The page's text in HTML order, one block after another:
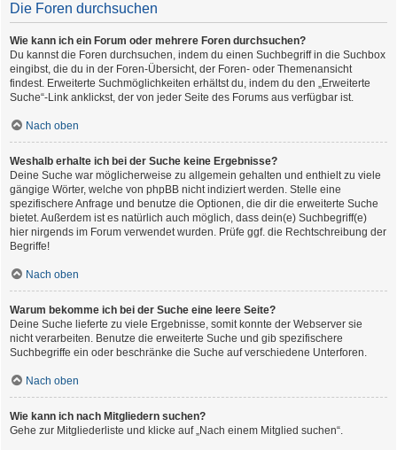
Die Foren durchsuchen
Wie kann ich ein Forum oder mehrere Foren durchsuchen?
Du kannst die Foren durchsuchen, indem du einen Suchbegriff in die Suchbox
eingibst, die du in der Foren-Übersicht, der Foren- oder Themenansicht
findest. Erweiterte Suchmöglichkeiten erhältst du, indem du den „Erweiterte
Suche“-Link anklickst, der von jeder Seite des Forums aus verfügbar ist.
Nach oben
Weshalb erhalte ich bei der Suche keine Ergebnisse?
Deine Suche war möglicherweise zu allgemein gehalten und enthielt zu viele
gängige Wörter, welche von phpBB nicht indiziert werden. Stelle eine
spezifischere Anfrage und benutze die Optionen, die dir die erweiterte Suche
bietet. Außerdem ist es natürlich auch möglich, dass dein(e) Suchbegriff(e)
hier nirgends im Forum verwendet wurden. Prüfe ggf. die Rechtschreibung der
Begriffe!
Nach oben
Warum bekomme ich bei der Suche eine leere Seite?
Deine Suche lieferte zu viele Ergebnisse, somit konnte der Webserver sie
nicht verarbeiten. Benutze die erweiterte Suche und gib spezifischere
Suchbegriffe ein oder beschränke die Suche auf verschiedene Unterforen.
Nach oben
Wie kann ich nach Mitgliedern suchen?
Gehe zur Mitgliederliste und klicke auf „Nach einem Mitglied suchen“.